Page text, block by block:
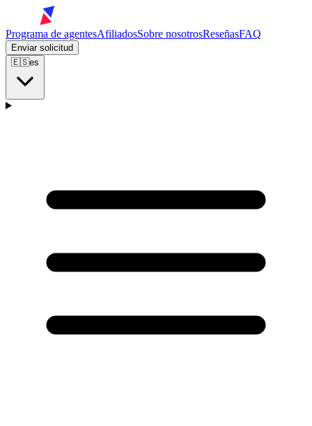
Programa de agentesAfiliadosSobre nosotrosReseñasFAQ
Enviar solicitud
🇪🇸es